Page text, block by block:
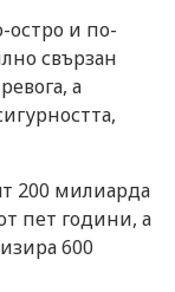
остро и по-
свързан
а
200 милиарда
пет години, а
600